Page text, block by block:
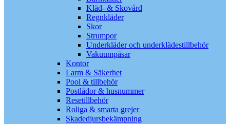
Kläd- & Skovård
Regnkläder
Skor
Strumpor
Underkläder och underklädestillbehör
Vakuumpåsar
Kontor
Larm & Säkerhet
Pool & tillbehör
Postlådor & husnummer
Resetillbehör
Roliga & smarta grejer
Skadedjursbekämpning